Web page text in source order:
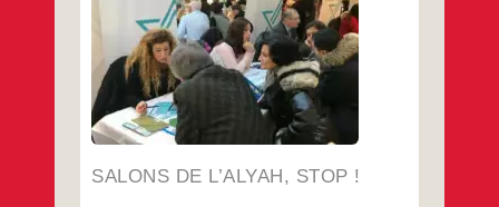
SALONS DE L’ALYAH, STOP !
à Paris, à Lyon et à Marseille. Organisés par
l’Agence Juive pour Israël (AJPI), organisme
paraétatique lié au gouvernement israélien,
les salons de « l’Alyah »,
…
Salons
de
l’Alyah,
stop !